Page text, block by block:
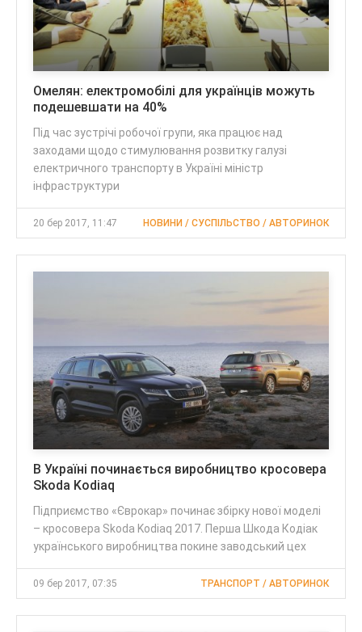
Омелян: електромобілі для українців можуть
подешевшати на 40%
Під час зустрічі робочої групи, яка працює над
заходами щодо стимулювання розвитку галузі
електричного транспорту в Україні міністр
інфраструктури
20 бер 2017, 11:47 НОВИНИ / СУСПІЛЬСТВО / АВТОРИНОК
В Україні починається виробництво кросовера
Skoda Kodiaq
Підприємство «Єврокар» починає збірку нової моделі
– кросовера Skoda Kodiaq 2017. Перша Шкода Кодіак
українського виробництва покине заводський цех
09 бер 2017, 07:35 ТРАНСПОРТ / АВТОРИНОК